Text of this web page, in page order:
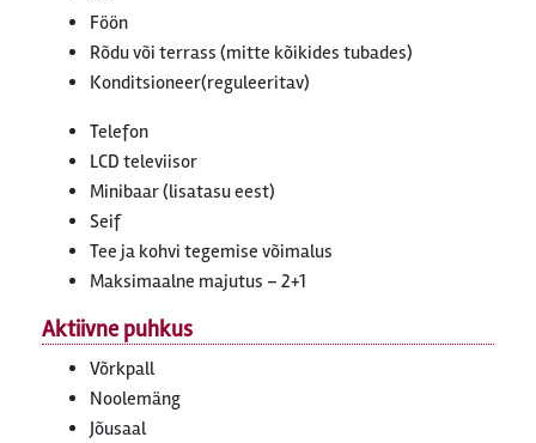
Föön
Rõdu või terrass (mitte kõikides tubades)
Konditsioneer(reguleeritav)
Telefon
LCD televiisor
Minibaar (lisatasu eest)
Seif
Tee ja kohvi tegemise võimalus
Maksimaalne majutus – 2+1
Aktiivne puhkus
Võrkpall
Noolemäng
Jõusaal